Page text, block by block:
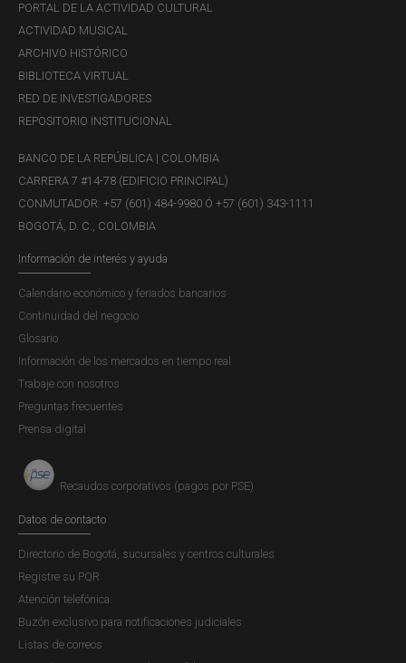
PORTAL DE LA ACTIVIDAD CULTURAL
ACTIVIDAD MUSICAL
ARCHIVO HISTÓRICO
BIBLIOTECA VIRTUAL
RED DE INVESTIGADORES
REPOSITORIO INSTITUCIONAL
BANCO DE LA REPÚBLICA | COLOMBIA
CARRERA 7 #14-78 (EDIFICIO PRINCIPAL)
CONMUTADOR: +57 (601) 484-9980 Ó +57 (601) 343-1111
BOGOTÁ, D. C., COLOMBIA
Información de interés y ayuda
Calendario económico y feriados bancarios
Continuidad del negocio
Glosario
Información de los mercados en tiempo real
Trabaje con nosotros
Preguntas frecuentes
Prensa digital
Recaudos corporativos (pagos por PSE)
Datos de contacto
Directorio de Bogotá, sucursales y centros culturales
Registre su PQR
Atención telefónica
Buzón exclusivo para notificaciones judiciales
Listas de correos